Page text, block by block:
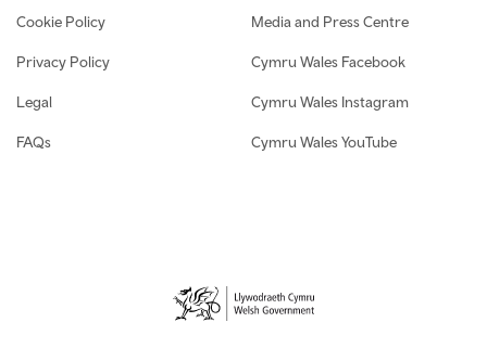
Cookie Policy
Privacy Policy
Legal
FAQs
Media and Press Centre
Cymru Wales Facebook
Cymru Wales Instagram
Cymru Wales YouTube